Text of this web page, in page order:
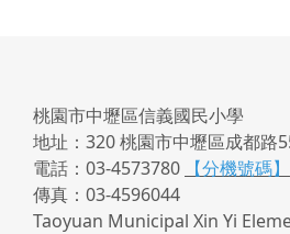
桃園市中壢區信義國民小學
地址：320 桃園市中壢區成都路
電話：03-4573780
【分機號碼】
傳真：03-4596044
Taoyuan Municipal Xin Yi